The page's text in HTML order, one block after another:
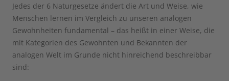
Jedes der 6 Naturgesetze ändert die Art und Weise, wie
Menschen lernen im Vergleich zu unseren analogen
Gewohnheiten fundamental – das heißt in einer Weise, die
mit Kategorien des Gewohnten und Bekannten der
analogen Welt im Grunde nicht hinreichend beschreibbar
sind: